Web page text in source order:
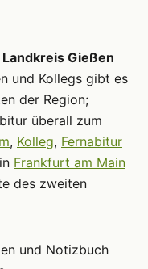
Gießen
und Kollegs gibt es
der Region;
überall zum
, Kolleg, Fernabitur
Frankfurt am Main
des zweiten